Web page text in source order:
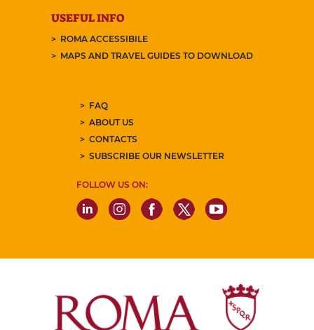
USEFUL INFO
ROMA ACCESSIBILE
MAPS AND TRAVEL GUIDES TO DOWNLOAD
FAQ
ABOUT US
CONTACTS
SUBSCRIBE OUR NEWSLETTER
FOLLOW US ON: